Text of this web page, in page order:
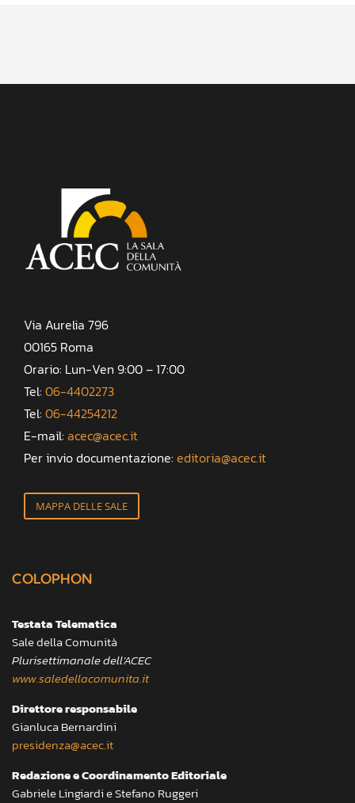
Via Aurelia 796
00165 Roma
Orario: Lun-Ven 9:00 – 17:00
Tel: 06-4402273
Tel: 06-44254212
E-mail: acec@acec.it
Per invio documentazione: editoria@acec.it
MAPPA DELLE SALE
COLOPHON
Testata Telematica
Sale della Comunità
Plurisettimanale dell’ACEC
www.saledellacomunita.it
Direttore responsabile
Gianluca Bernardini
presidenza@acec.it
Redazione e Coordinamento Editoriale
Gabriele Lingiardi e Stefano Ruggeri